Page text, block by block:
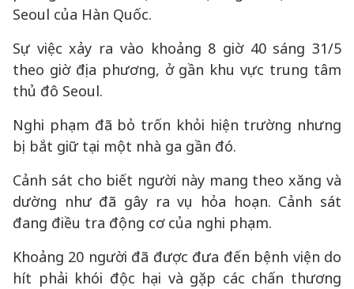
Seoul của Hàn Quốc.
Sự việc xảy ra vào khoảng 8 giờ 40 sáng 31/5
theo giờ địa phương, ở gần khu vực trung tâm
thủ đô Seoul.
Nghi phạm đã bỏ trốn khỏi hiện trường nhưng
bị bắt giữ tại một nhà ga gần đó.
Cảnh sát cho biết người này mang theo xăng và
dường như đã gây ra vụ hỏa hoạn. Cảnh sát
đang điều tra động cơ của nghi phạm.
Khoảng 20 người đã được đưa đến bệnh viện do
hít phải khói độc hại và gặp các chấn thương